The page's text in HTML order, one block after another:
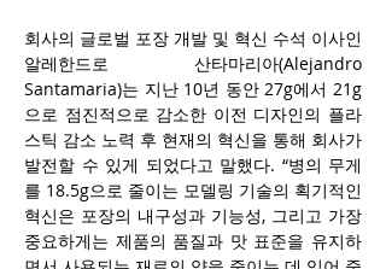
회사의 글로벌 포장 개발 및 혁신 수석 이사인
알레한드로 산타마리아(Alejandro
Santamaria)는 지난 10년 동안 27g에서 21g
으로 점진적으로 감소한 이전 디자인의 플라
스틱 감소 노력 후 현재의 혁신을 통해 회사가
발전할 수 있게 되었다고 말했다. “병의 무게
를 18.5g으로 줄이는 모델링 기술의 획기적인
혁신은 포장의 내구성과 기능성, 그리고 가장
중요하게는 제품의 품질과 맛 표준을 유지하